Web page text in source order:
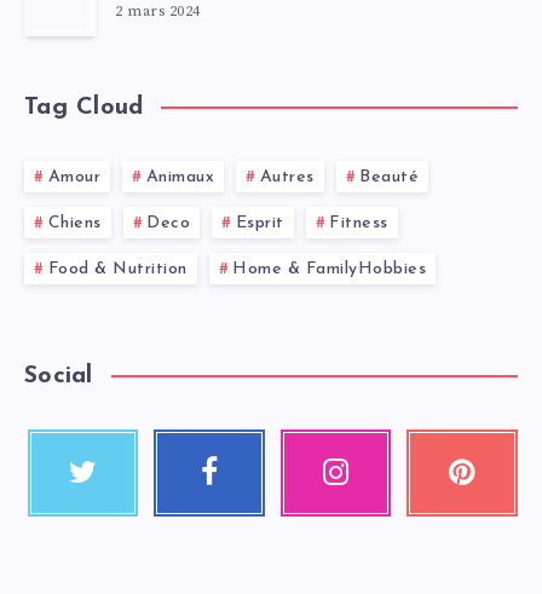
2 mars 2024
Tag Cloud
Amour Animaux Autres Beauté
Chiens Deco Esprit Fitness
Food & Nutrition Home & FamilyHobbies
Social